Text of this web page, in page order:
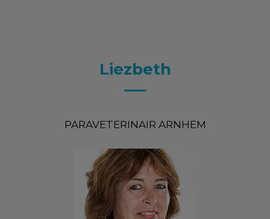
Liezbeth
PARAVETERINAIR ARNHEM